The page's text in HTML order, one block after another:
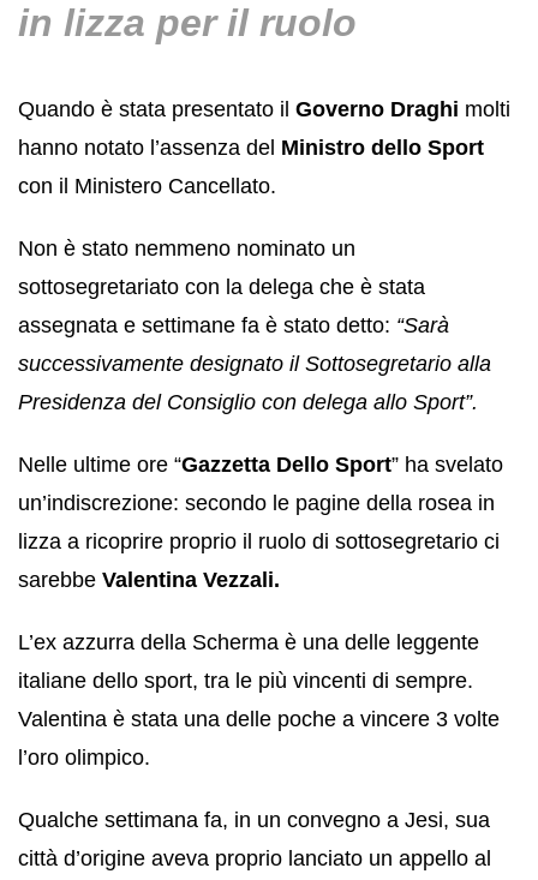
in lizza per il ruolo
Quando è stata presentato il Governo Draghi molti
hanno notato l’assenza del Ministro dello Sport
con il Ministero Cancellato.
Non è stato nemmeno nominato un
sottosegretariato con la delega che è stata
assegnata e settimane fa è stato detto: “Sarà
successivamente designato il Sottosegretario alla
Presidenza del Consiglio con delega allo Sport”.
Nelle ultime ore “Gazzetta Dello Sport” ha svelato
un’indiscrezione: secondo le pagine della rosea in
lizza a ricoprire proprio il ruolo di sottosegretario ci
sarebbe Valentina Vezzali.
L’ex azzurra della Scherma è una delle leggente
italiane dello sport, tra le più vincenti di sempre.
Valentina è stata una delle poche a vincere 3 volte
l’oro olimpico.
Qualche settimana fa, in un convegno a Jesi, sua
città d’origine aveva proprio lanciato un appello al